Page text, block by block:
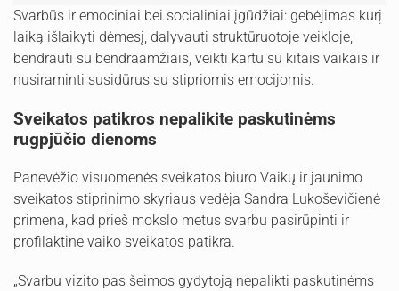
Svarbūs ir emociniai bei socialiniai įgūdžiai: gebėjimas kurį
laiką išlaikyti dėmesį, dalyvauti struktūruotoje veikloje,
bendrauti su bendraamžiais, veikti kartu su kitais vaikais ir
nusiraminti susidūrus su stipriomis emocijomis.
Sveikatos patikros nepalikite paskutinėms
rugpjūčio dienoms
Panevėžio visuomenės sveikatos biuro Vaikų ir jaunimo
sveikatos stiprinimo skyriaus vedėja Sandra Lukoševičienė
primena, kad prieš mokslo metus svarbu pasirūpinti ir
profilaktine vaiko sveikatos patikra.
„Svarbu vizito pas šeimos gydytoją nepalikti paskutinėms